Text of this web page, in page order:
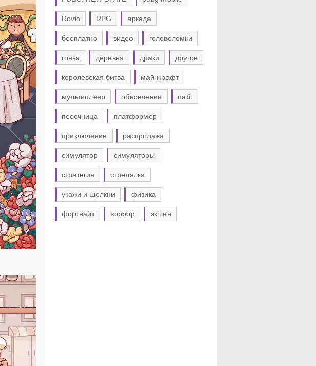
Rovio RPG аркада
бесплатно видео головоломки
гонка деревня драки другое
королевская битва майнкрафт
мультиплеер обновление пабг
песочница платформер
приключение распродажа
симулятор симуляторы
стратегия стрелялка
укажи и щелкни физика
фортнайт хоррор экшен